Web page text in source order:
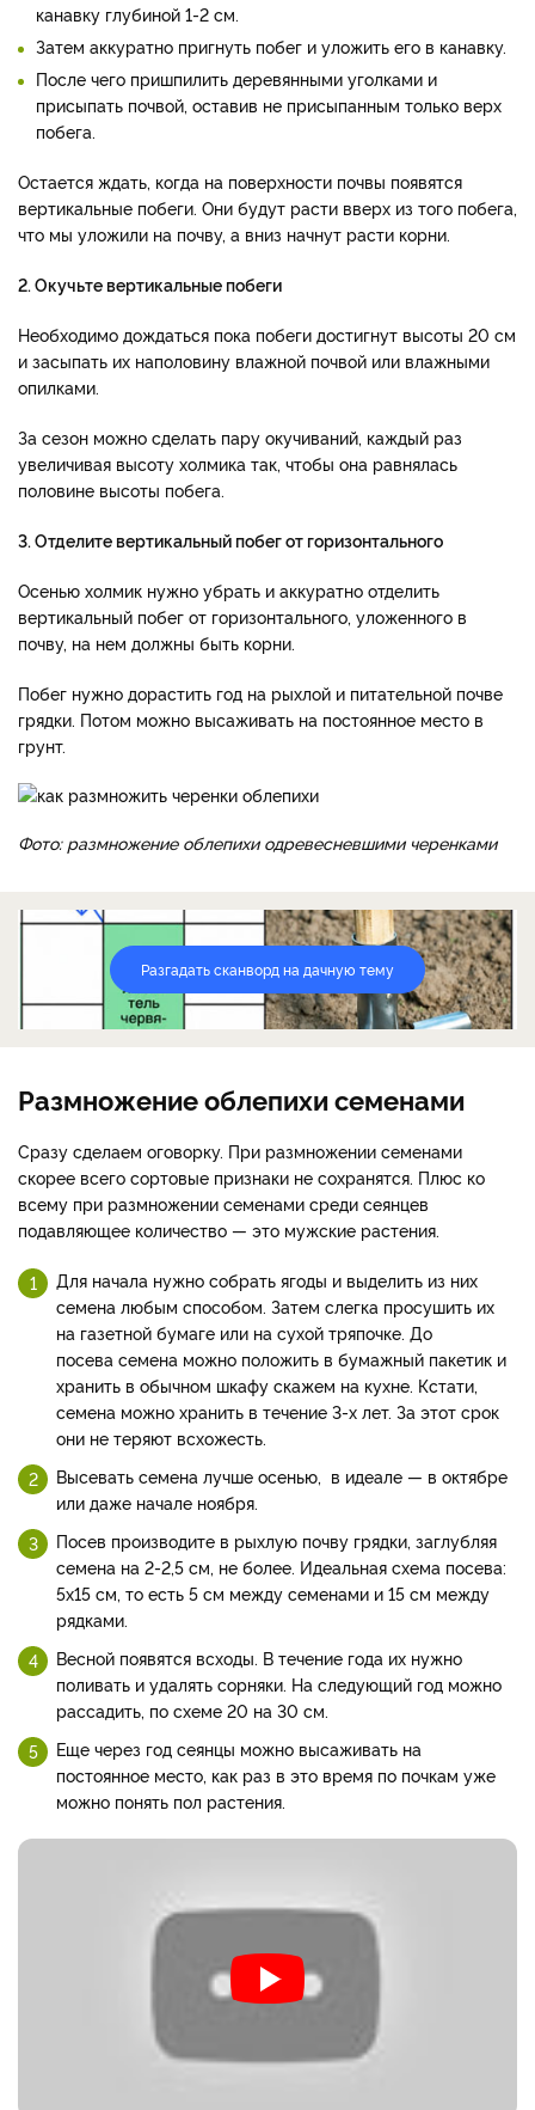
канавку глубиной 1-2 см.
Затем аккуратно пригнуть побег и уложить его в канавку.
После чего пришпилить деревянными уголками и
присыпать почвой, оставив не присыпанным только верх
побега.
Остается ждать, когда на поверхности почвы появятся
вертикальные побеги. Они будут расти вверх из того побега,
что мы уложили на почву, а вниз начнут расти корни.
2. Окучьте вертикальные побеги
Необходимо дождаться пока побеги достигнут высоты 20 см
и засыпать их наполовину влажной почвой или влажными
опилками.
За сезон можно сделать пару окучиваний, каждый раз
увеличивая высоту холмика так, чтобы она равнялась
половине высоты побега.
3. Отделите вертикальный побег от горизонтального
Осенью холмик нужно убрать и аккуратно отделить
вертикальный побег от горизонтального, уложенного в
почву, на нем должны быть корни.
Побег нужно дорастить год на рыхлой и питательной почве
грядки. Потом можно высаживать на постоянное место в
грунт.
Фото: размножение облепихи одревесневшими черенками
Разгадать сканворд на дачную тему
Размножение облепихи семенами
Сразу сделаем оговорку. При размножении семенами
скорее всего сортовые признаки не сохранятся. Плюс ко
всему при размножении семенами среди сеянцев
подавляющее количество — это мужские растения.
Для начала нужно собрать ягоды и выделить из них
семена любым способом. Затем слегка просушить их
на газетной бумаге или на сухой тряпочке. До
посева семена можно положить в бумажный пакетик и
хранить в обычном шкафу скажем на кухне. Кстати,
семена можно хранить в течение 3-х лет. За этот срок
они не теряют всхожесть.
Высевать семена лучше осенью, в идеале — в октябре
или даже начале ноября.
Посев производите в рыхлую почву грядки, заглубляя
семена на 2-2,5 см, не более. Идеальная схема посева:
5х15 см, то есть 5 см между семенами и 15 см между
рядками.
Весной появятся всходы. В течение года их нужно
поливать и удалять сорняки. На следующий год можно
рассадить, по схеме 20 на 30 см.
Еще через год сеянцы можно высаживать на
постоянное место, как раз в это время по почкам уже
можно понять пол растения.